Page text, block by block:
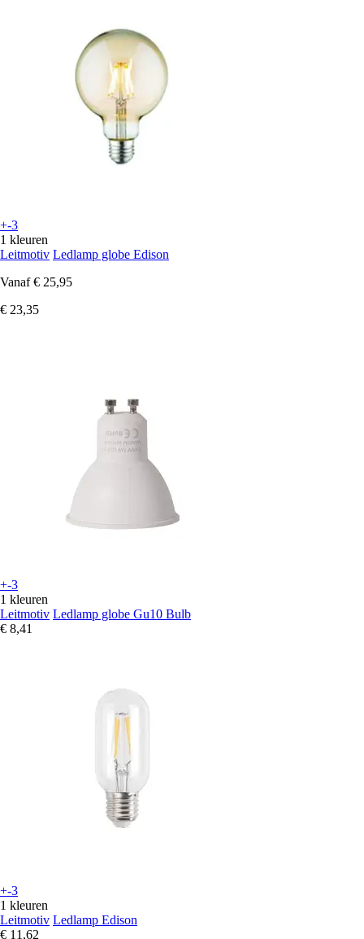
+-3
1 kleuren
Leitmotiv Ledlamp globe Edison
Vanaf € 25,95
€ 23,35
+-3
1 kleuren
Leitmotiv Ledlamp globe Gu10 Bulb
€ 8,41
+-3
1 kleuren
Leitmotiv Ledlamp Edison
€ 11,62